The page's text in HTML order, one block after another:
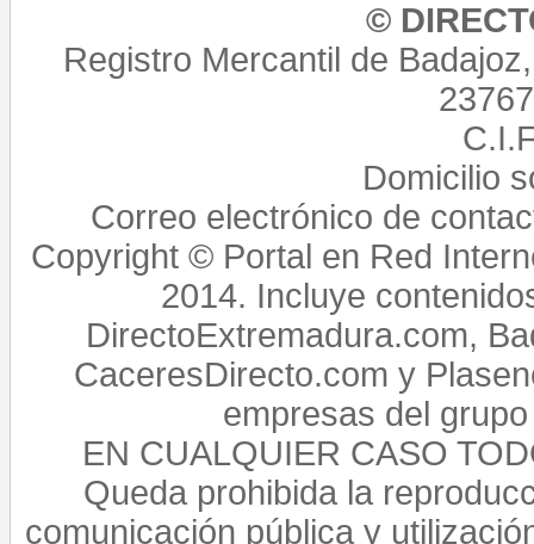
©
Registro Mercantil de
Domicilio
Correo electrónico de
Copyright © Portal en Red
2014. Incluye
DirectoExtremadura.com,
CaceresDirecto.com y
empresas del
EN CUALQUIER CASO
Queda prohibida la
comunicación pública y